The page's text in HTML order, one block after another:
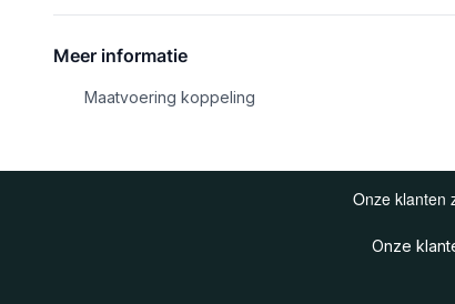
Meer informatie
Maatvoering koppeling
Onze